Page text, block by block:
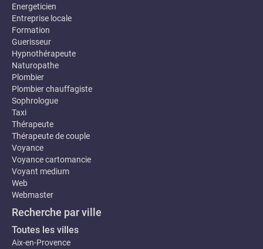
Energeticien
Entreprise locale
Formation
Guerisseur
Hypnothérapeute
Naturopathe
Plombier
Plombier chauffagiste
Sophrologue
Taxi
Thérapeute
Thérapeute de couple
Voyance
Voyance cartomancie
Voyant medium
Web
Webmaster
Recherche par ville
Toutes les villes
Aix-en-Provence